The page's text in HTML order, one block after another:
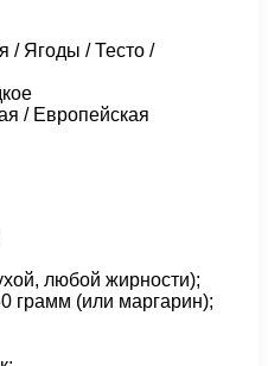
/ Ягоды / Тесто /
/ Европейская
любой жирности);
грамм (или маргарин);